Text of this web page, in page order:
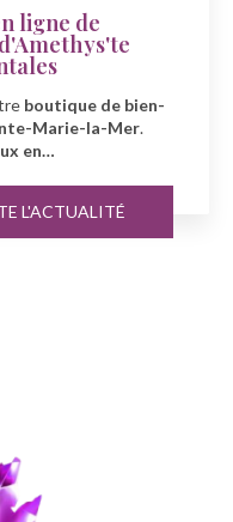
Célébrez la
Amethys'te à
Amethys'te
minéraux